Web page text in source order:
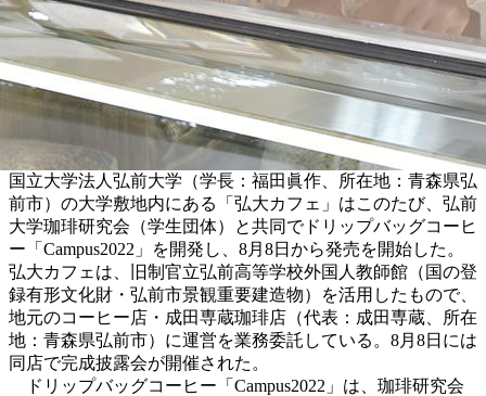
国立大学法人弘前大学（学長：福田眞作、所在地：青森県弘
前市）の大学敷地内にある「弘大カフェ」はこのたび、弘前
大学珈琲研究会（学生団体）と共同でドリップバッグコーヒ
ー「Campus2022」を開発し、8月8日から発売を開始した。
弘大カフェは、旧制官立弘前高等学校外国人教師館（国の登
録有形文化財・弘前市景観重要建造物）を活用したもので、
地元のコーヒー店・成田専蔵珈琲店（代表：成田専蔵、所在
地：青森県弘前市）に運営を業務委託している。8月8日には
同店で完成披露会が開催された。
ドリップバッグコーヒー「Campus2022」は、珈琲研究会